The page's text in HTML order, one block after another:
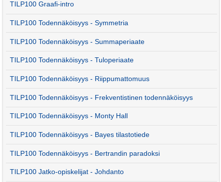
TILP100 Graafi-intro
TILP100 Todennäköisyys - Symmetria
TILP100 Todennäköisyys - Summaperiaate
TILP100 Todennäköisyys - Tuloperiaate
TILP100 Todennäköisyys - Riippumattomuus
TILP100 Todennäköisyys - Frekventistinen todennäköisyys
TILP100 Todennäköisyys - Monty Hall
TILP100 Todennäköisyys - Bayes tilastotiede
TILP100 Todennäköisyys - Bertrandin paradoksi
TILP100 Jatko-opiskelijat - Johdanto